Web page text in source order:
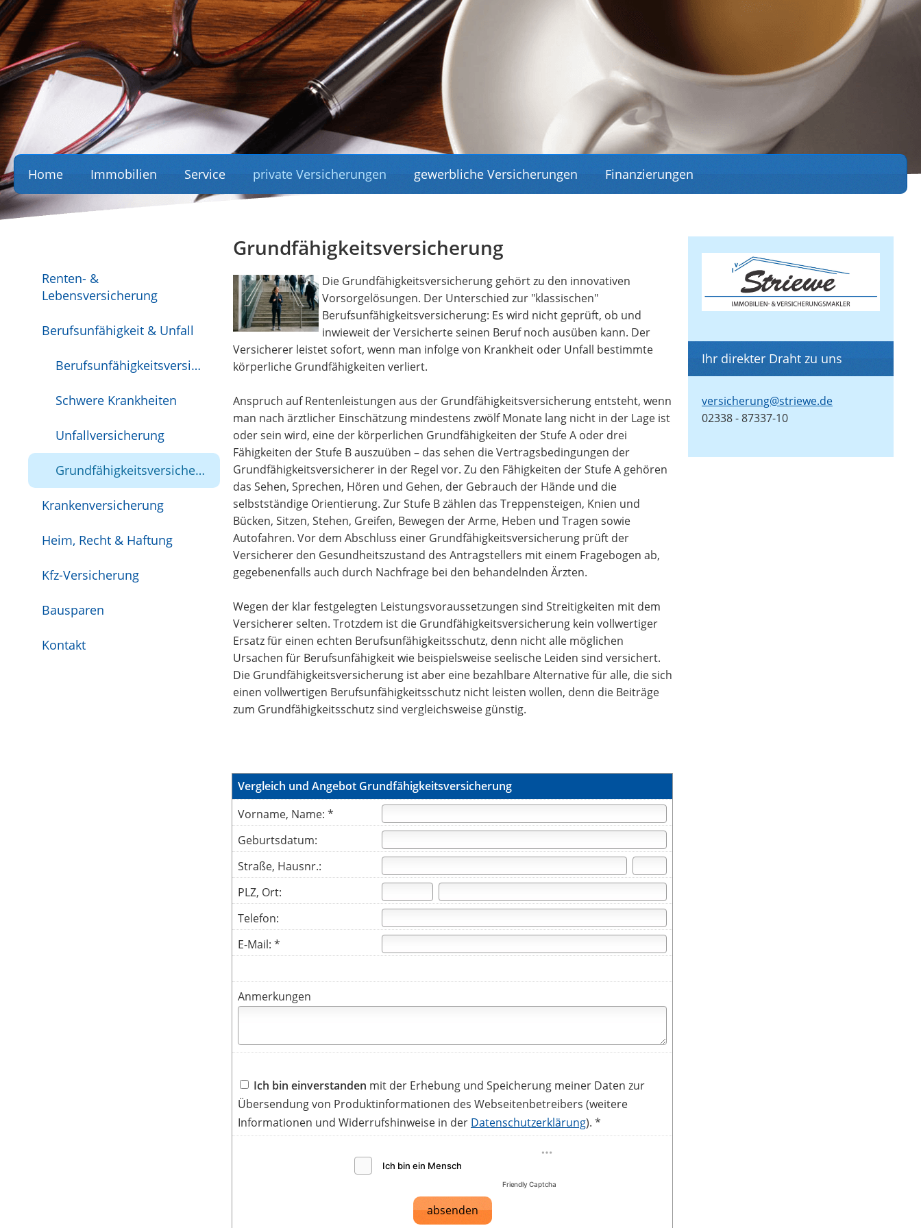
Home Immobilien Service private Versicherungen
Renten- &
Lebensversicherung
Berufsunfähigkeit & Unfall
Berufsunfähigkeitsversicherung
Schwere Krankheiten
Unfallversicherung
Grundfähigkeitsversicherung
Krankenversicherung
Heim, Recht & Haftung
Kfz-Versicherung
Bausparen
Kontakt
gewerbliche Versicherungen Finanzierungen
Ihr direkter Draht zu uns
versicherung@striewe.de
02338 - 87337-10
Grundfähigkeitsversicherung
Die Grundfähigkeitsversicherung gehört zu den innovativen
Vorsorgelösungen. Der Unterschied zur "klassischen"
Berufsunfähigkeitsversicherung: Es wird nicht geprüft, ob und
inwieweit der Versicherte seinen Beruf noch ausüben kann. Der
Versicherer leistet sofort, wenn man infolge von Krankheit oder Unfall bestimmte
körperliche Grundfähigkeiten verliert.
Anspruch auf Rentenleistungen aus der Grundfähigkeitsversicherung entsteht, wenn
man nach ärztlicher Einschätzung mindestens zwölf Monate lang nicht in der Lage ist
oder sein wird, eine der körperlichen Grundfähigkeiten der Stufe A oder drei
Fähigkeiten der Stufe B auszuüben – das sehen die Vertragsbedingungen der
Grundfähigkeitsversicherer in der Regel vor. Zu den Fähigkeiten der Stufe A gehören
das Sehen, Sprechen, Hören und Gehen, der Gebrauch der Hände und die
selbstständige Orientierung. Zur Stufe B zählen das Treppensteigen, Knien und
Bücken, Sitzen, Stehen, Greifen, Bewegen der Arme, Heben und Tragen sowie
Autofahren. Vor dem Abschluss einer Grundfähigkeitsversicherung prüft der
Versicherer den Gesundheitszustand des Antragstellers mit einem Fragebogen ab,
gegebenenfalls auch durch Nachfrage bei den behandelnden Ärzten.
Wegen der klar festgelegten Leistungsvoraussetzungen sind Streitigkeiten mit dem
Versicherer selten. Trotzdem ist die Grundfähigkeitsversicherung kein vollwertiger
Ersatz für einen echten Berufsunfähigkeitsschutz, denn nicht alle möglichen
Ursachen für Berufsunfähigkeit wie beispielsweise seelische Leiden sind versichert.
Die Grundfähigkeitsversicherung ist aber eine bezahlbare Alternative für alle, die sich
einen vollwertigen Berufsunfähigkeitsschutz nicht leisten wollen, denn die Beiträge
zum Grundfähigkeitsschutz sind vergleichsweise günstig.
Vergleich und Angebot Grundfähigkeitsversicherung
Vorname, Name: *
Geburtsdatum:
Straße, Hausnr.:
PLZ, Ort:
Telefon:
E-Mail: *
Anmerkungen
Ich bin einverstanden mit der Erhebung und Speicherung meiner Daten zur
Übersendung von Produktinformationen des Webseitenbetreibers (weitere
Informationen und Widerrufshinweise in der Datenschutzerklärung). *
Friendly Captcha
absenden